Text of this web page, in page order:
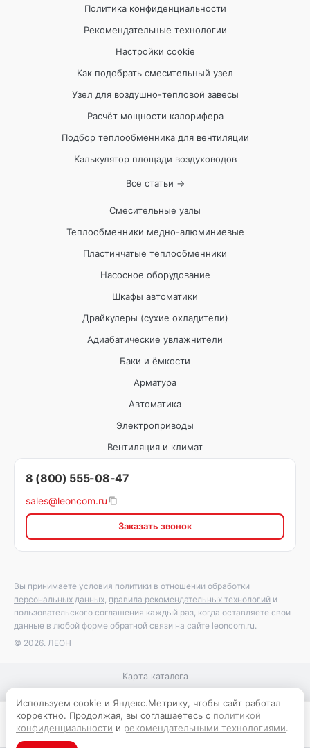
Политика конфиденциальности
Рекомендательные технологии
Настройки cookie
Как подобрать смесительный узел
Узел для воздушно-тепловой завесы
Расчёт мощности калорифера
Подбор теплообменника для вентиляции
Калькулятор площади воздуховодов
Все статьи →
Смесительные узлы
Теплообменники медно-алюминиевые
Пластинчатые теплообменники
Насосное оборудование
Шкафы автоматики
Драйкулеры (сухие охладители)
Адиабатические увлажнители
Баки и ёмкости
Арматура
Автоматика
Электроприводы
Вентиляция и климат
8 (800) 555-08-47
sales@leoncom.ru
Заказать звонок
Вы принимаете условия политики в отношении обработки
персональных данных правила рекомендательных технологий и
пользовательского соглашения каждый раз, когда оставляете свои
данные в любой форме обратной связи на сайте leoncom.ru.
© 2026. ЛЕОН
Используем cookie и Яндекс.Метрику, чтобы сайт работал
корректно. Продолжая, вы соглашаетесь с политикой
конфиденциальности и рекомендательными технологиями.
Карта каталога
Запросить цену